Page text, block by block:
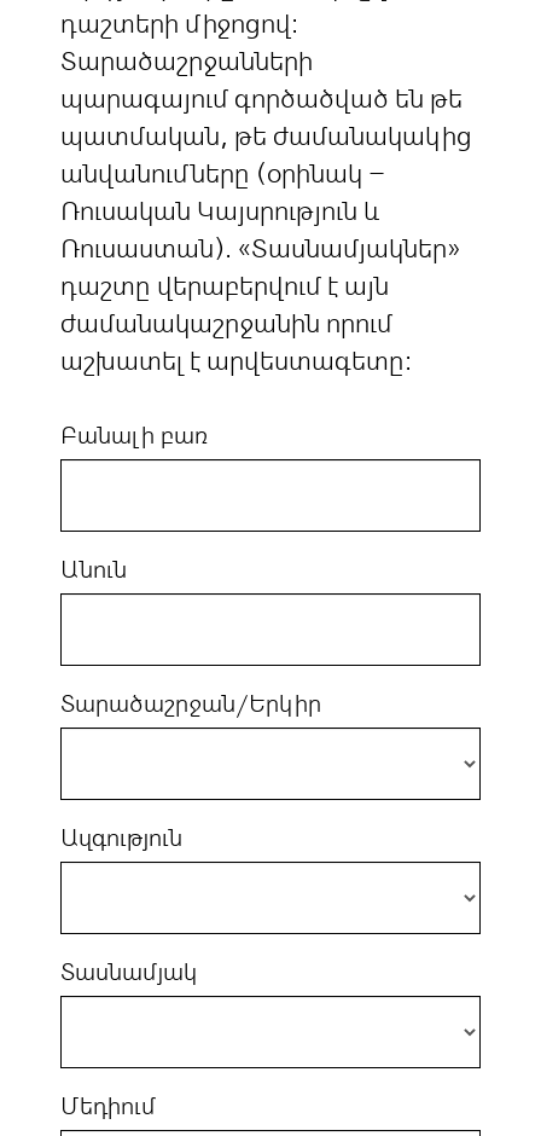
դաշտերի միջոցով:
Տարածաշրջանների
պարագայում գործածված են թե
պատմական, թե ժամանակակից
անվանումները (օրինակ –
Ռուսական Կայսրություն և
Ռուսաստան). «Տասնամյակներ»
դաշտը վերաբերվում է այն
ժամանակաշրջանին որում
աշխատել է արվեստագետը:
Բանալի բառ
Անուն
Տարածաշրջան/Երկիր
Ազգություն
Տասնամյակ
Մեդիում